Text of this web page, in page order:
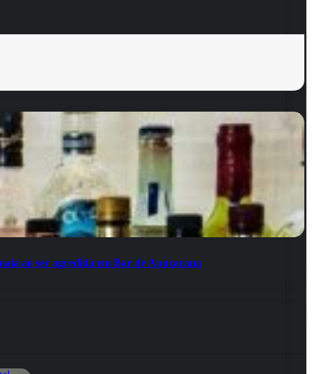
ao ser agredida em Bar de Apucarana